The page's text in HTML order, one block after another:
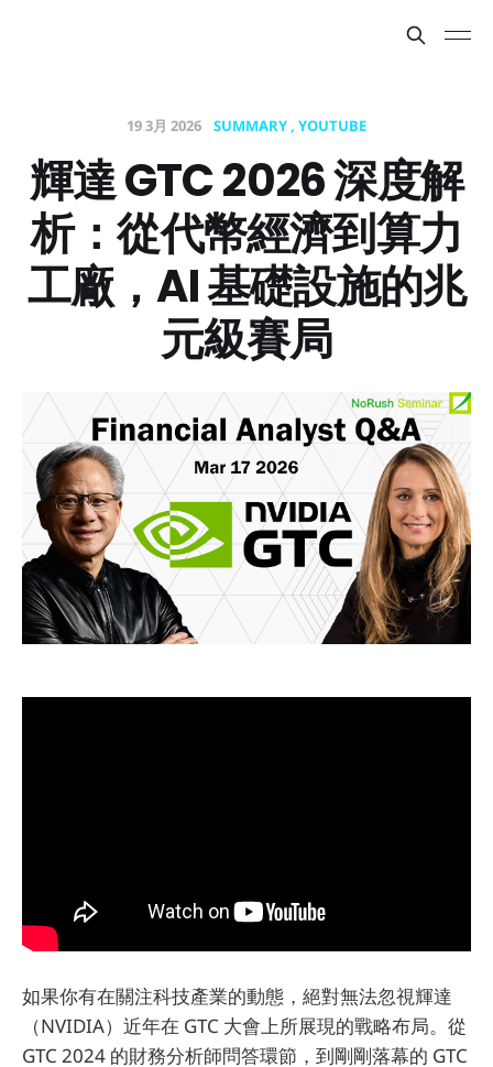
19 3月 2026 SUMMARY YOUTUBE
輝達 GTC 2026 深度解
析：從代幣經濟到算力
工廠，AI 基礎設施的兆
元級賽局
如果你有在關注科技產業的動態，絕對無法忽視輝達
（NVIDIA）近年在 GTC 大會上所展現的戰略布局。從
GTC 2024 的財務分析師問答環節，到剛剛落幕的 GTC